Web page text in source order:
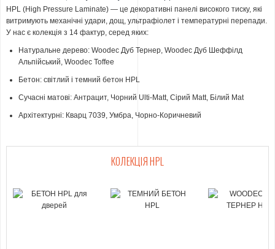
HPL (High Pressure Laminate) — це декоративні панелі високого тиску, які
витримують механічні удари, дощ, ультрафіолет і температурні перепади.
У нас є колекція з 14 фактур, серед яких:
Натуральне дерево: Woodec Дуб Тернер, Woodec Дуб Шеффілд
Альпійський, Woodec Toffee
Бетон: світлий і темний бетон HPL
Сучасні матові: Антрацит, Чорний Ulti-Matt, Сірий Matt, Білий Mat
Архітектурні: Кварц 7039, Умбра, Чорно-Коричневий
КОЛЕКЦІЯ HPL